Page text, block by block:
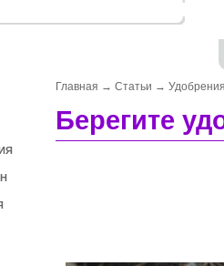
Главная → Статьи →
Берегите